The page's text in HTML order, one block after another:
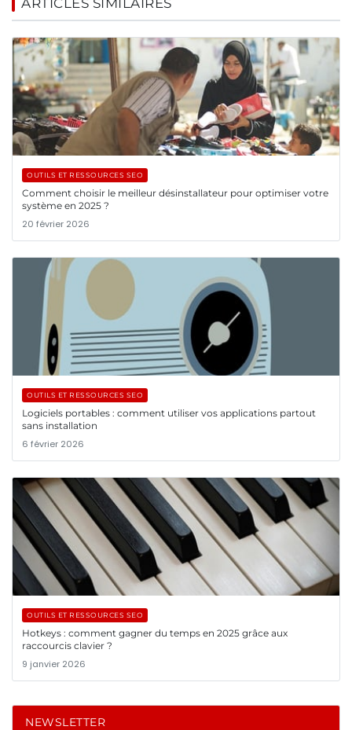
OUTILS ET RESSOURCES SEO
Comment choisir le meilleur désinstallateur pour optimiser votre
système en 2025 ?
20 février 2026
OUTILS ET RESSOURCES SEO
Logiciels portables : comment utiliser vos applications partout
sans installation
6 février 2026
OUTILS ET RESSOURCES SEO
Hotkeys : comment gagner du temps en 2025 grâce aux
raccourcis clavier ?
9 janvier 2026
NEWSLETTER